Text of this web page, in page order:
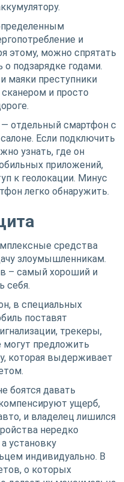
и
этому, можно спрятать
подзарядке годами.
маяки преступники
и просто
отдельный смартфон с
Если подключить
узнать, где он
приложений,
к геолокации. Минус
легко обнаружить.
средства
злоумышленникам.
– самый хороший и
себя.
в специальных
поставят
трекеры,
предложить
которая выдерживает
боятся давать
ущерб,
и владелец лишился
нередко
установку
индивидуально. В
о которых